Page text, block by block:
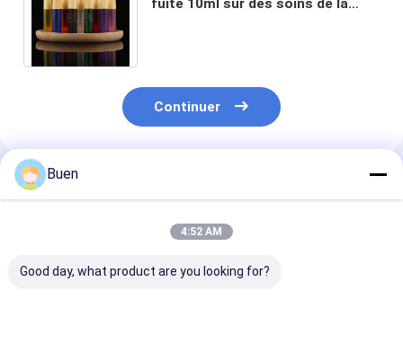
Continuer
Produits Recommandés
Buen
4:52 AM
Good day, what product are you looking for?